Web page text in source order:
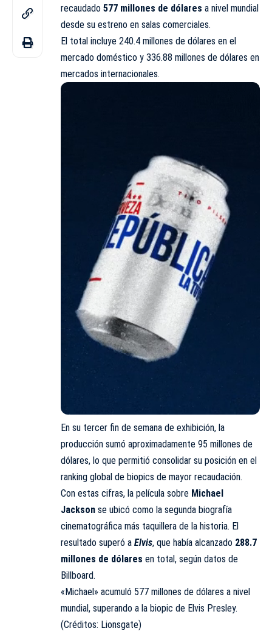
recaudado 577 millones de dólares a nivel mundial
desde su estreno en salas comerciales.
El total incluye 240.4 millones de dólares en el
mercado doméstico y 336.88 millones de dólares en
mercados internacionales.
En su tercer fin de semana de exhibición, la
producción sumó aproximadamente 95 millones de
dólares, lo que permitió consolidar su posición en el
ranking global de biopics de mayor recaudación.
Con estas cifras, la película sobre Michael
Jackson se ubicó como la segunda biografía
cinematográfica más taquillera de la historia. El
resultado superó a Elvis, que había alcanzado 288.7
millones de dólares en total, según datos de
Billboard.
«Michael» acumuló 577 millones de dólares a nivel
mundial, superando a la biopic de Elvis Presley.
(Créditos: Lionsgate)